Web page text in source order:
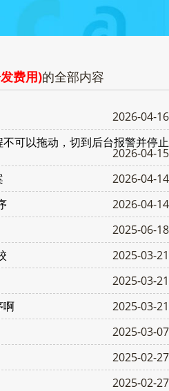
费用)的全部内容
2026-04-16
可以拖动，切到后台报警并停止
2026-04-15
2026-04-14
2026-04-14
2025-06-18
2025-03-21
2025-03-21
啊
2025-03-21
2025-03-07
2025-02-27
2025-02-27